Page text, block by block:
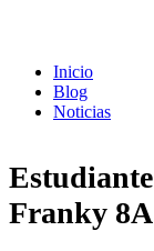
Inicio
Blog
Noticias
Franky 8A